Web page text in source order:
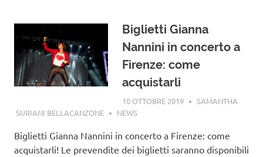
Biglietti Gianna
Nannini in concerto a
Firenze: come
acquistarli
10 OTTOBRE 2019
SAMANTHA
SURIANI BELLACANZONE
NEWS
Biglietti Gianna Nannini in concerto a Firenze: come
acquistarli! Le prevendite dei biglietti saranno disponibili